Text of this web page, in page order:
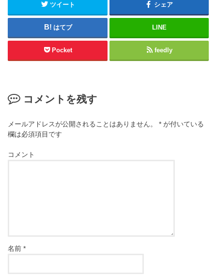
ツイート シェア
はてブ LINE
Pocket feedly
コメントを残す
メールアドレスが公開されることはありません。 * が付いている
欄は必須項目です
コメント
名前*